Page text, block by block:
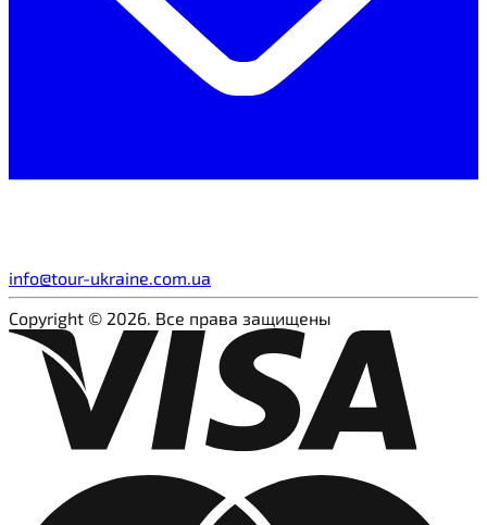
info@tour-ukraine.com.ua
Copyright © 2026. Все права защищены